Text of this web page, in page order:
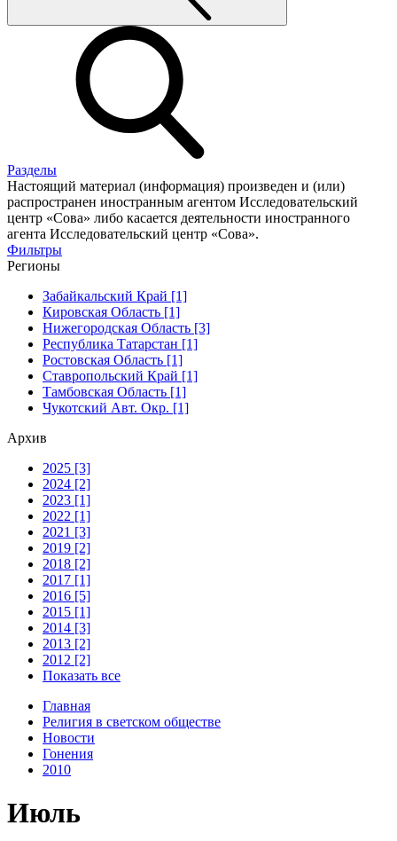
Разделы
Настоящий материал (информация) произведен и (или)
распространен иностранным агентом Исследовательский
центр «Сова» либо касается деятельности иностранного
агента Исследовательский центр «Сова».
Фильтры
Регионы
Забайкальский Край [1]
Кировская Область [1]
Нижегородская Область [3]
Республика Татарстан [1]
Ростовская Область [1]
Ставропольский Край [1]
Тамбовская Область [1]
Чукотский Авт. Окр. [1]
Архив
2025 [3]
2024 [2]
2023 [1]
2022 [1]
2021 [3]
2019 [2]
2018 [2]
2017 [1]
2016 [5]
2015 [1]
2014 [3]
2013 [2]
2012 [2]
Показать все
Главная
Религия в светском обществе
Новости
Гонения
2010
Июль